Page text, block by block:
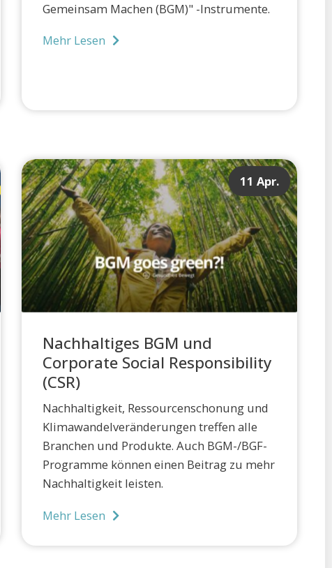
Gemeinsam Machen (BGM)" -Instrumente.
Mehr Lesen
11 Apr.
Nachhaltiges BGM und
Corporate Social Responsibility
(CSR)
Nachhaltigkeit, Ressourcenschonung und
Klimawandelveränderungen treffen alle
Branchen und Produkte. Auch BGM-/BGF-
Programme können einen Beitrag zu mehr
Nachhaltigkeit leisten.
Mehr Lesen